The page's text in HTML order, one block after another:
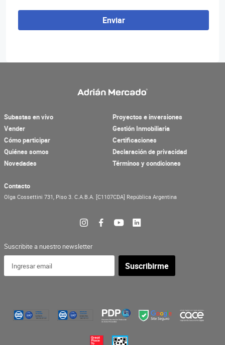
Enviar
Subastas en vivo
Vender
Cómo participar
Quiénes somos
Novedades
Proyectos e inversiones
Gestión Inmobiliaria
Certificaciones
Declaración de privacidad
Términos y condiciones
Contacto
Olga Cossettini 731, Piso 3. C.A.B.A. [C1107CDA] República Argentina
Suscribite a nuestro newsletter
Suscribirme